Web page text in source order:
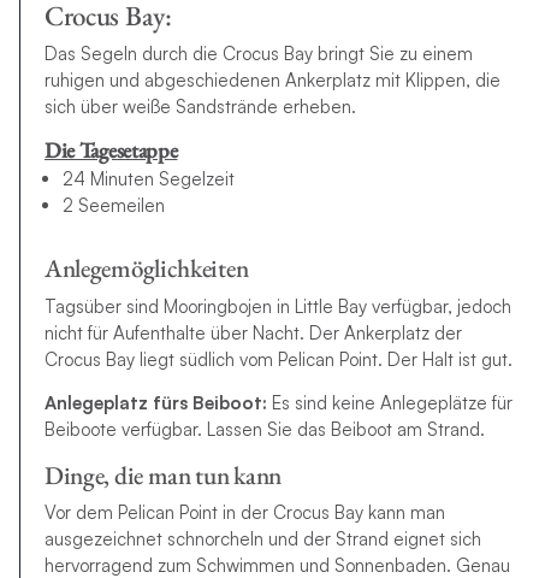
Crocus Bay:
Das Segeln durch die Crocus Bay bringt Sie zu einem
ruhigen und abgeschiedenen Ankerplatz mit Klippen, die
sich über weiße Sandstrände erheben.
Die Tagesetappe
24 Minuten Segelzeit
2 Seemeilen
Anlegemöglichkeiten
Tagsüber sind Mooringbojen in Little Bay verfügbar, jedoch
nicht für Aufenthalte über Nacht. Der Ankerplatz der
Crocus Bay liegt südlich vom Pelican Point. Der Halt ist gut.
Anlegeplatz fürs Beiboot: Es sind keine Anlegeplätze für
Beiboote verfügbar. Lassen Sie das Beiboot am Strand.
Dinge, die man tun kann
Vor dem Pelican Point in der Crocus Bay kann man
ausgezeichnet schnorcheln und der Strand eignet sich
hervorragend zum Schwimmen und Sonnenbaden. Genau